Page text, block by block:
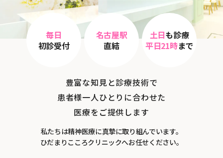
毎日
初診受付
名古屋駅
直結
土日も診療
平日21時まで
豊富な知見と診療技術で
患者様一人ひとりに合わせた
医療をご提供します
私たちは精神医療に真摯に取り組んでいます。
ひだまりこころクリニックへお任せください。